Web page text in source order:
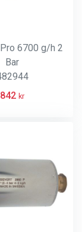
6700 g/h 2
Bar
842 kr